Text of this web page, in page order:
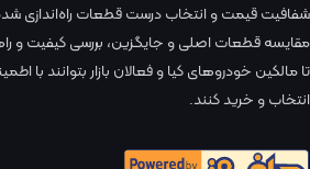
شفافیت قیمت و انتخاب درست قطعات راه‌اندازی
مقایسه قطعات اصلی و جایگزین، بررسی کیفیت و
تا مالکین خودروهای کیا و فعالان بازار بتوانند با
انتخاب و خرید کنند.